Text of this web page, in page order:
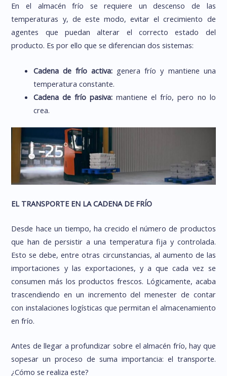
En el almacén frío se requiere un descenso de las
temperaturas y, de este modo, evitar el crecimiento de
agentes que puedan alterar el correcto estado del
producto. Es por ello que se diferencian dos sistemas:
Cadena de frío activa: genera frío y mantiene una
temperatura constante.
Cadena de frío pasiva: mantiene el frío, pero no lo
crea.
EL TRANSPORTE EN LA CADENA DE FRÍO
Desde hace un tiempo, ha crecido el número de productos
que han de persistir a una temperatura fija y controlada.
Esto se debe, entre otras circunstancias, al aumento de las
importaciones y las exportaciones, y a que cada vez se
consumen más los productos frescos. Lógicamente, acaba
trascendiendo en un incremento del menester de contar
con instalaciones logísticas que permitan el almacenamiento
en frío.
Antes de llegar a profundizar sobre el almacén frío, hay que
sopesar un proceso de suma importancia: el transporte.
¿Cómo se realiza este?